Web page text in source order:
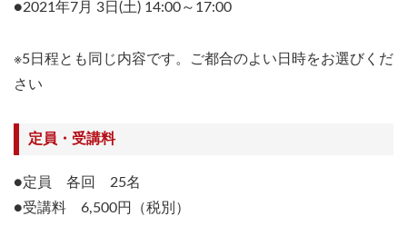
●2021年7月 3日(土) 14:00～17:00
※5日程とも同じ内容です。ご都合のよい日時をお選びくだ
さい
定員・受講料
●定員 各回 25名
●受講料 6,500円（税別）